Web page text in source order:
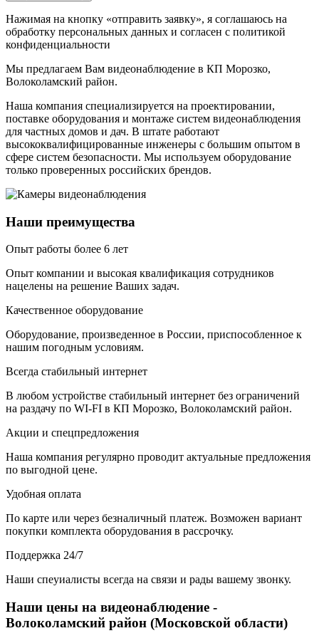
Нажимая на кнопку «отправить заявку», я соглашаюсь на
обработку персональных данных и согласен с политикой
конфиденциальности
Мы предлагаем Вам видеонаблюдение в КП Морозко,
Волоколамский район.
Наша компания специализируется на проектировании,
поставке оборудования и монтаже систем видеонаблюдения
для частных домов и дач. В штате работают
высококвалифицированные инженеры с большим опытом в
сфере систем безопасности. Мы используем оборудование
только проверенных российских брендов.
Наши преимущества
Опыт работы более 6 лет
Опыт компании и высокая квалификация сотрудников
нацелены на решение Ваших задач.
Качественное оборудование
Оборудование, произведенное в России, приспособленное к
нашим погодным условиям.
Всегда стабильный интернет
В любом устройстве стабильный интернет без ограничений
на раздачу по WI-FI в КП Морозко, Волоколамский район.
Акции и спецпредложения
Наша компания регулярно проводит актуальные предложения
по выгодной цене.
Удобная оплата
По карте или через безналичный платеж. Возможен вариант
покупки комплекта оборудования в рассрочку.
Поддержка 24/7
Наши спеуиалисты всегда на связи и рады вашему звонку.
Наши цены на видеонаблюдение -
Волоколамский район (Московской области)